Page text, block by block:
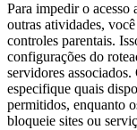
Para impedir o
outras atividades,
controles parentais.
configurações do
servidores
especifique quais
permitidos, enquanto
bloqueie sites ou